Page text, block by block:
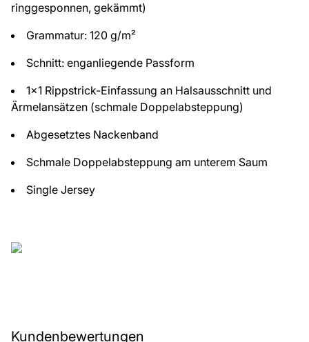
ringgesponnen, gekämmt)
Grammatur: 120 g/m²
Schnitt: enganliegende Passform
1x1 Rippstrick-Einfassung an Halsausschnitt und
Ärmelansätzen (schmale Doppelabsteppung)
Abgesetztes Nackenband
Schmale Doppelabsteppung am unterem Saum
Single Jersey
Kundenbewertungen